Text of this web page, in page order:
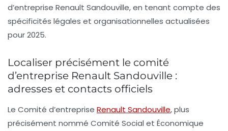
d’entreprise Renault Sandouville, en tenant compte des
spécificités légales et organisationnelles actualisées
pour 2025.
Localiser précisément le comité
d’entreprise Renault Sandouville :
adresses et contacts officiels
Le Comité d’entreprise Renault Sandouville, plus
précisément nommé Comité Social et Économique